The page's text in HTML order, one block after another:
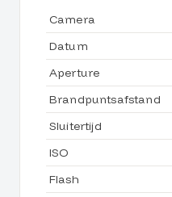
Camera
Datum
Aperture
Brandpuntsafstand
Sluitertijd
ISO
Flash